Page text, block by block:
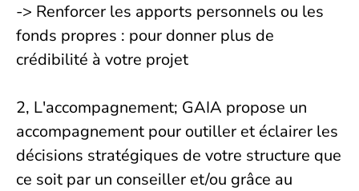
-> Renforcer les apports personnels ou les
fonds propres : pour donner plus de
crédibilité à votre projet
2, L'accompagnement; GAIA propose un
accompagnement pour outiller et éclairer les
décisions stratégiques de votre structure que
ce soit par un conseiller et/ou grâce au